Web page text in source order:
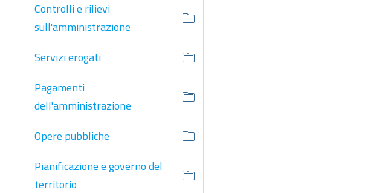
Controlli e rilievi
sull'amministrazione
Servizi erogati
Pagamenti
dell'amministrazione
Opere pubbliche
Pianificazione e governo del
territorio